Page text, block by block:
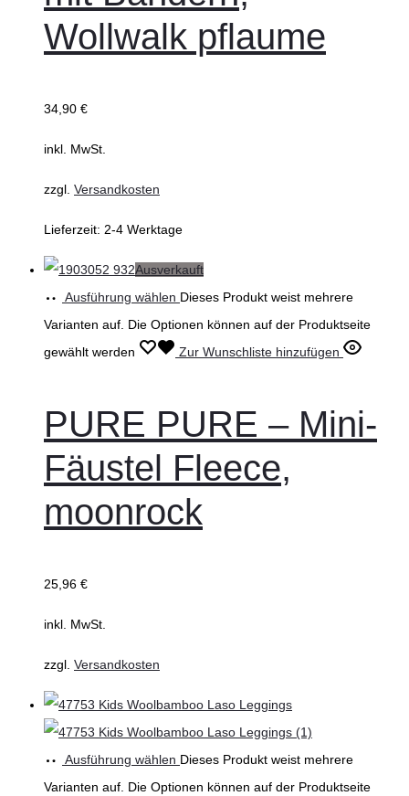
Wollwalk pflaume
34,90 €
inkl. MwSt.
zzgl. Versandkosten
Lieferzeit: 2-4 Werktage
Ausverkauft
Ausführung wählen Dieses Produkt weist mehrere
Varianten auf. Die Optionen können auf der Produktseite
gewählt werden
Zur Wunschliste hinzufügen
PURE PURE – Mini-
Fäustel Fleece,
moonrock
25,96 €
inkl. MwSt.
zzgl. Versandkosten
Ausführung wählen Dieses Produkt weist mehrere
Varianten auf. Die Optionen können auf der Produktseite